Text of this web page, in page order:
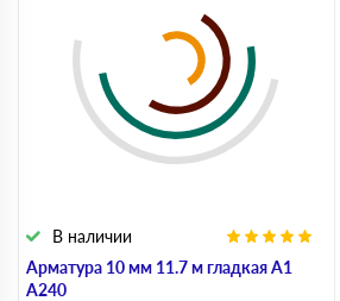
Арматура 10 мм 11.7 м гладкая А1
А240
В наличии